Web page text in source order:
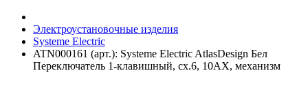
Электроустановочные изделия
Systeme Electric
ATN000161 (арт.): Systeme Electric AtlasDesign Бел
Переключатель 1-клавишный, сх.6, 10АХ, механизм